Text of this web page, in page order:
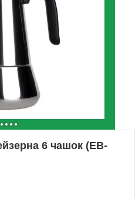
6 чашок (EB-